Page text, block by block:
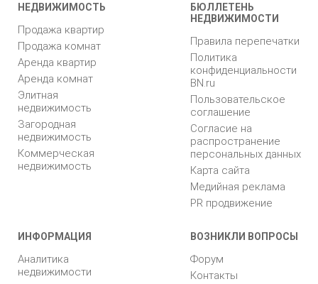
НЕДВИЖИМОСТЬ
Продажа квартир
Продажа комнат
Аренда квартир
Аренда комнат
Элитная
недвижимость
Загородная
недвижимость
Коммерческая
недвижимость
БЮЛЛЕТЕНЬ
НЕДВИЖИМОСТИ
Правила перепечатки
Политика
конфиденциальности
BN.ru
Пользовательское
соглашение
Согласие на
распространение
персональных данных
Карта сайта
Медийная реклама
PR продвижение
ИНФОРМАЦИЯ
Аналитика
недвижимости
ВОЗНИКЛИ ВОПРОСЫ
Форум
Контакты